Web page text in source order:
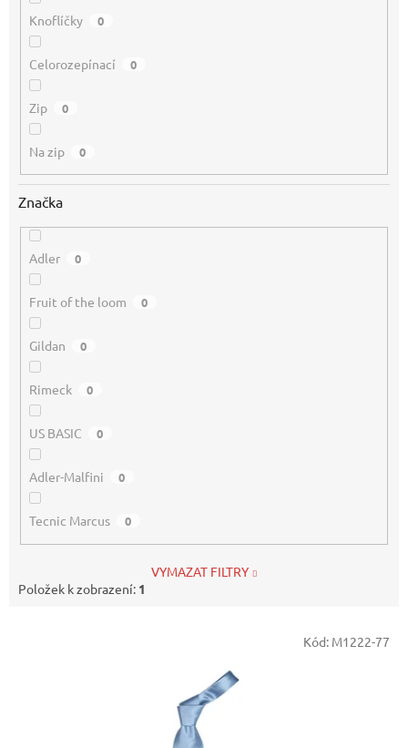
Knoflíčky 0
Celorozepínací 0
Zip 0
Na zip 0
Značka
Adler 0
Fruit of the loom 0
Gildan 0
Rimeck 0
US BASIC 0
Adler-Malfini 0
Tecnic Marcus 0
VYMAZAT FILTRY
Položek k zobrazení: 1
Kód: M1222-77